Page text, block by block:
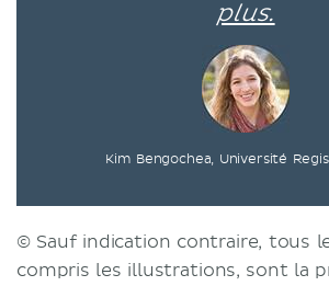
plus.
Kim Bengochea, Université
© Sauf indication contraire, tous
compris les illustrations, sont la